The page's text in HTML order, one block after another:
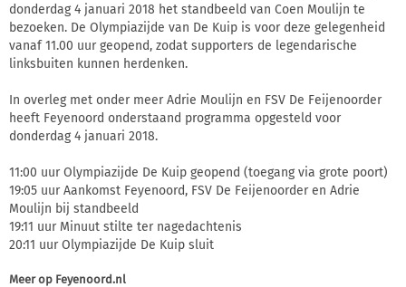
donderdag 4 januari 2018 het standbeeld van Coen Moulijn te
bezoeken. De Olympiazijde van De Kuip is voor deze gelegenheid
vanaf 11.00 uur geopend, zodat supporters de legendarische
linksbuiten kunnen herdenken.
In overleg met onder meer Adrie Moulijn en FSV De Feijenoorder
heeft Feyenoord onderstaand programma opgesteld voor
donderdag 4 januari 2018.
11:00 uur Olympiazijde De Kuip geopend (toegang via grote poort)
19:05 uur Aankomst Feyenoord, FSV De Feijenoorder en Adrie
Moulijn bij standbeeld
19:11 uur Minuut stilte ter nagedachtenis
20:11 uur Olympiazijde De Kuip sluit
Meer op Feyenoord.nl